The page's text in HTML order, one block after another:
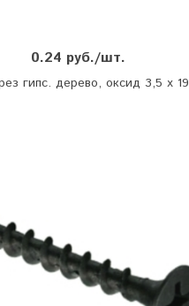
0.24 руб./шт.
гипс. дерево, оксид 3,5 х 19